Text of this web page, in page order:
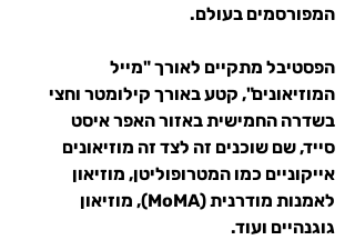
המפורסמים בעולם.
הפסטיבל מתקיים לאורך "מייל
המוזיאונים", קטע באורך קילומטר וחצי
בשדרה החמישית באזור האפר איסט
סייד, שם שוכנים זה לצד זה מוזיאונים
אייקוניים כמו המטרופוליטן, מוזיאון
לאמנות מודרנית (MoMA), מוזיאון
גוגנהיים ועוד.